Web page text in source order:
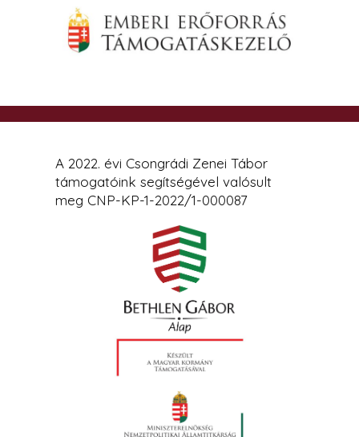
A 2022. évi Csongrádi Zenei Tábor
támogatóink segítségével valósult
meg CNP-KP-1-2022/1-000087